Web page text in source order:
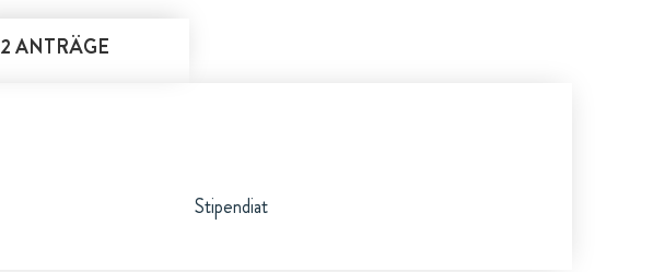
2 ANTRÄGE
Stipendiat